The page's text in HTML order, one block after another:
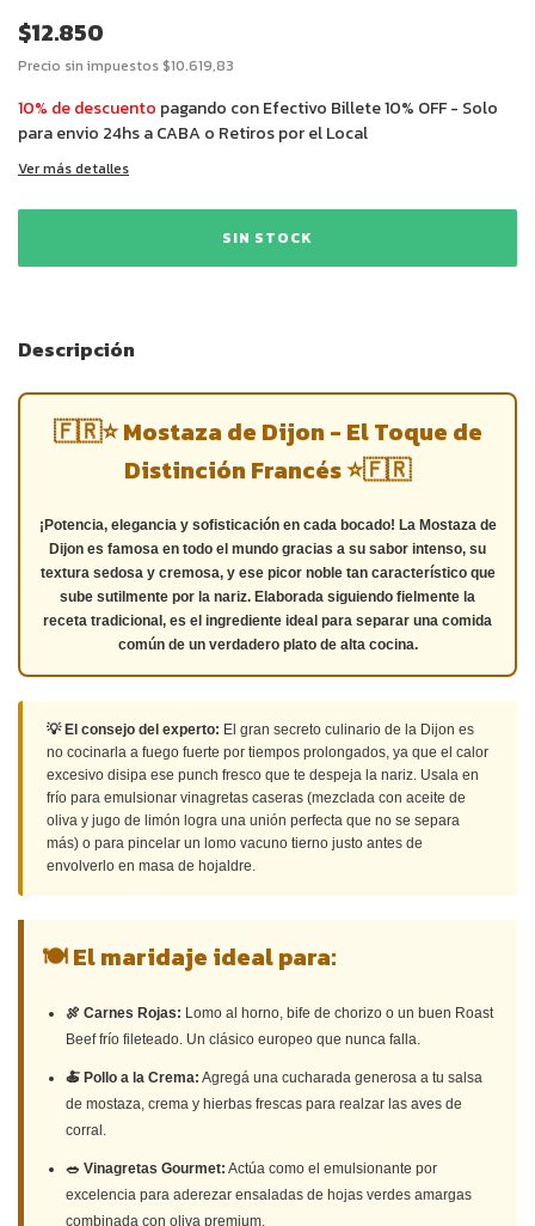
$12.850
Precio sin impuestos$10.619,83
10% de descuento pagando con Efectivo Billete 10% OFF - Solo
para envio 24hs a CABA o Retiros por el Local
Ver más detalles
Descripción
🇫🇷⭐ Mostaza de Dijon - El Toque de
Distinción Francés ⭐🇫🇷
¡Potencia, elegancia y sofisticación en cada bocado! La Mostaza de
Dijon es famosa en todo el mundo gracias a su sabor intenso, su
textura sedosa y cremosa, y ese picor noble tan característico que
sube sutilmente por la nariz. Elaborada siguiendo fielmente la
receta tradicional, es el ingrediente ideal para separar una comida
común de un verdadero plato de alta cocina.
💡 El consejo del experto: El gran secreto culinario de la Dijon es
no cocinarla a fuego fuerte por tiempos prolongados, ya que el calor
excesivo disipa ese punch fresco que te despeja la nariz. Usala en
frío para emulsionar vinagretas caseras (mezclada con aceite de
oliva y jugo de limón logra una unión perfecta que no se separa
más) o para pincelar un lomo vacuno tierno justo antes de
envolverlo en masa de hojaldre.
🍽 El maridaje ideal para:
🍖 Carnes Rojas: Lomo al horno, bife de chorizo o un buen Roast
Beef frío fileteado. Un clásico europeo que nunca falla.
🍝 Pollo a la Crema: Agregá una cucharada generosa a tu salsa
de mostaza, crema y hierbas frescas para realzar las aves de
corral.
🥗 Vinagretas Gourmet: Actúa como el emulsionante por
excelencia para aderezar ensaladas de hojas verdes amargas
combinada con oliva premium.